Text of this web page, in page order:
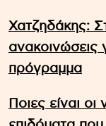
Χατζηδάκης:
ανακοινώσεις
πρόγραμμα
Ποιες είναι